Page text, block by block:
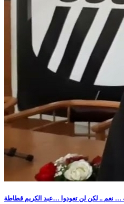
… نعم .. لكن لن تعودوا …عبد الكريم قطاطة